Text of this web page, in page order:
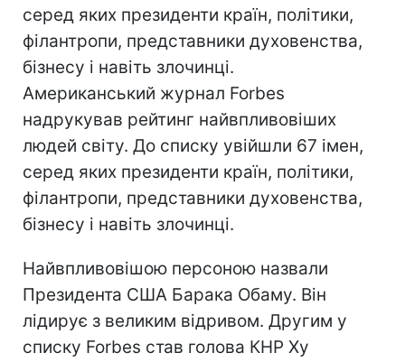
серед яких президенти країн, політики,
філантропи, представники духовенства,
бізнесу і навіть злочинці.
Американський журнал Forbes
надрукував рейтинг найвпливовіших
людей світу. До списку увійшли 67 імен,
серед яких президенти країн, політики,
філантропи, представники духовенства,
бізнесу і навіть злочинці.
Найвпливовішою персоною назвали
Президента США Барака Обаму. Він
лідирує з великим відривом. Другим у
списку Forbes став голова КНР Ху